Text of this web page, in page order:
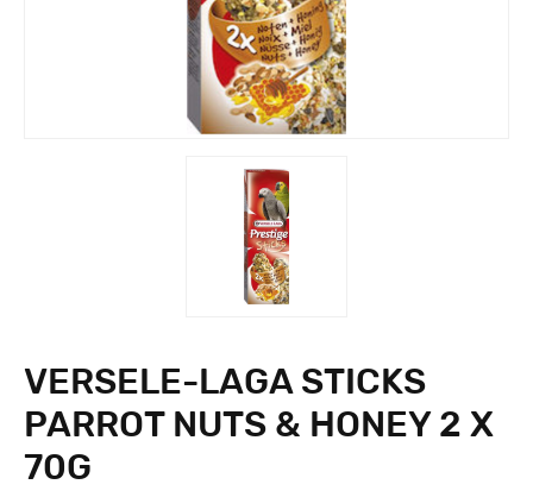
VERSELE-LAGA STICKS
PARROT NUTS & HONEY 2 X
70G